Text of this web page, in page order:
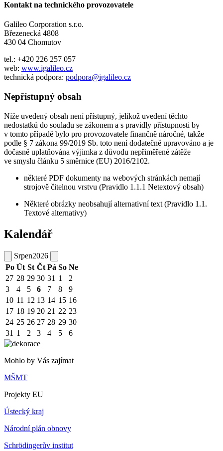
Kontakt na technického provozovatele
Galileo Corporation s.r.o.
Březenecká 4808
430 04 Chomutov
tel.: +420 226 257 057
web: www.igalileo.cz
technická podpora: podpora@igalileo.cz
Nepřístupný obsah
Níže uvedený obsah není přístupný, jelikož uvedení těchto
nedostatků do souladu se zákonem a s pravidly přístupnosti by
v tomto případě bylo pro provozovatele finančně náročné, takže
podle § 7 zákona 99/2019 Sb. toto není dodatečně upravováno a je
dočasně uplatňována výjimka z důvodu nepřiměřené zátěže
ve smyslu článku 5 směrnice (EU) 2016/2102.
některé PDF dokumenty na webových stránkách nemají
strojově čitelnou vrstvu (Pravidlo 1.1.1 Netextový obsah)
Některé obrázky neobsahují alternativní text (Pravidlo 1.1.
Textové alternativy)
Kalendář
Srpen2026
Po Út St Čt Pá So Ne
27 28 29 30 31 1
2
3
4 5 6 7 8
9
10 11 12 13 14 15 16
17 18 19 20 21 22 23
24 25 26 27 28 29 30
31 1 2 3 4 5 6
Mohlo by Vás zajímat
MŠMT
Projekty EU
Ústecký kraj
Národní plán obnovy
Schrödingerův institut